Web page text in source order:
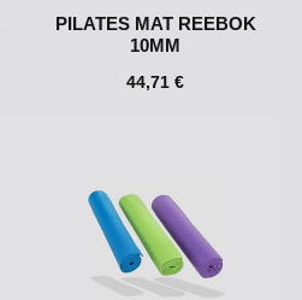
PILATES MAT REEBOK
10MM
44,71 €